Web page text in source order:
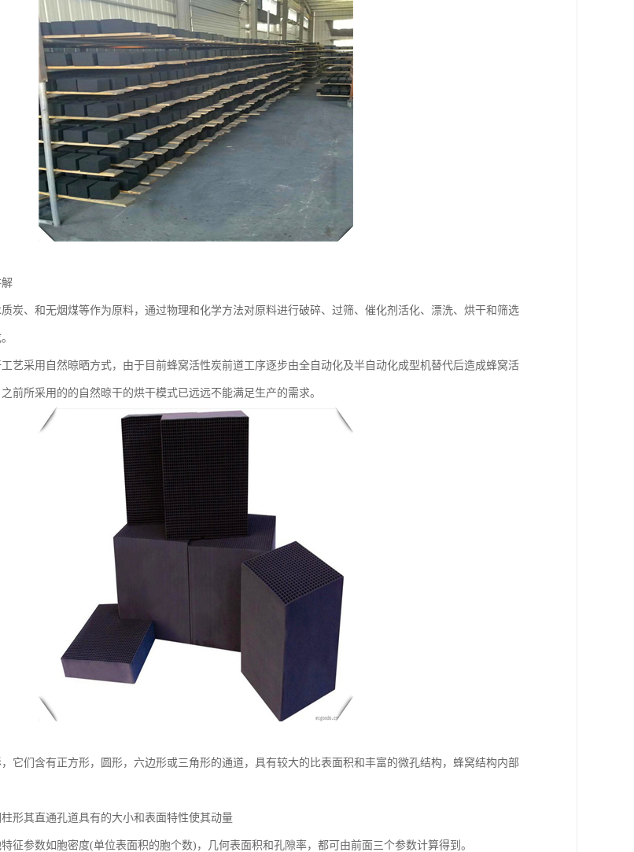
炭、和无烟煤等作为原料，通过物理和化学方法对原料进行破碎、过筛、催化剂活化、漂洗、烘干和筛选
艺采用自然晾晒方式，由于目前蜂窝活性炭前道工序逐步由全自动化及半自动化成型机替代后造成蜂窝活
前所采用的的自然晾干的烘干模式已远远不能满足生产的需求。
它们含有正方形，圆形，六边形或三角形的通道，具有较大的比表面积和丰富的微孔结构，蜂窝结构内部
形其直通孔道具有的大小和表面特性使其动量
征参数如胞密度(单位表面积的胞个数)，几何表面积和孔隙率，都可由前面三个参数计算得到。